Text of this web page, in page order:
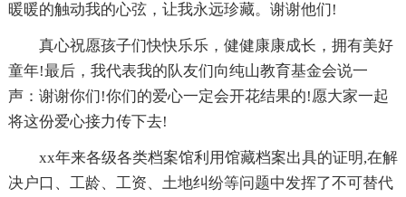
暖暖的触动我的心弦，让我永远珍藏。谢谢他们!
真心祝愿孩子们快快乐乐，健健康康成长，拥有美好
童年!最后，我代表我的队友们向纯山教育基金会说一
声：谢谢你们!你们的爱心一定会开花结果的!愿大家一起
将这份爱心接力传下去!
xx年来各级各类档案馆利用馆藏档案出具的证明,在解
决户口、工龄、工资、土地纠纷等问题中发挥了不可替代